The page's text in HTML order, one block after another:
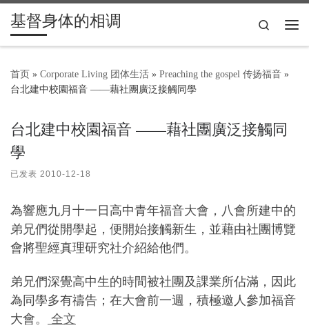
Skip to content
基督身体的相调
Search
首页 » Corporate Living 团体生活 » Preaching the gospel 传扬福音 »
台北建中校園福音 ——藉社團廣泛接觸同學
台北建中校園福音 ——藉社團廣泛接觸同
學
已发表 2010-12-18
為響應九月十一日高中青年福音大會，八會所建中的
弟兄們從開學起，便開始接觸新生，並藉由社團博覽
會將聖經真理研究社介紹給他們。
弟兄們深覺高中生的時間被社團及課業所佔滿，因此
為同學多有禱告；在大會前一週，積極邀人參加福音
大會。
全文